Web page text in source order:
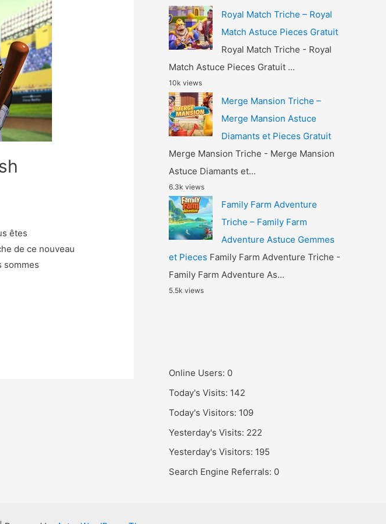
êtes
de ce nouveau
sommes
Royal Match Triche – Royal
Match Astuce Pieces Gratuit
Royal Match Triche - Royal
Match Astuce Pieces Gratuit ...
10k views
Merge Mansion Triche –
Merge Mansion Astuce
Diamants et Pieces Gratuit
Merge Mansion Triche - Merge Mansion
Astuce Diamants et...
6.3k views
Family Farm Adventure
Triche – Family Farm
Adventure Astuce Gemmes
et Pieces Family Farm Adventure Triche -
Family Farm Adventure As...
5.5k views
Online Users: 0
Today's Visits: 142
Today's Visitors: 109
Yesterday's Visits: 222
Yesterday's Visitors: 195
Search Engine Referrals: 0